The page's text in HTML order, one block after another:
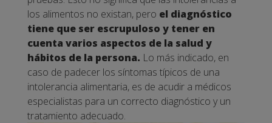
los alimentos no existan, pero el diagnóstico
tiene que ser escrupuloso y tener en
cuenta varios aspectos de la salud y
hábitos de la persona. Lo más indicado, en
caso de padecer los síntomas típicos de una
intolerancia alimentaria, es de acudir a médicos
especialistas para un correcto diagnóstico y un
tratamiento adecuado.